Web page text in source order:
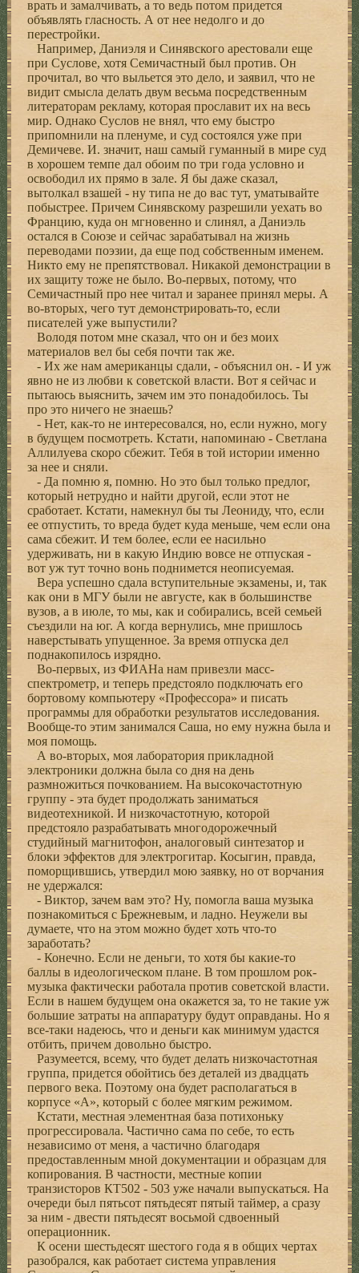
врать и замалчивать, а то ведь потом придется
объявлять гласность. А от нее недолго и до
перестройки.
Например, Даниэля и Синявского арестовали еще
при Суслове, хотя Семичастный был против. Он
прочитал, во что выльется это дело, и заявил, что не
видит смысла делать двум весьма посредственным
литераторам рекламу, которая прославит их на весь
мир. Однако Суслов не внял, что ему быстро
припомнили на пленуме, и суд состоялся уже при
Демичеве. И. значит, наш самый гуманный в мире суд
в хорошем темпе дал обоим по три года условно и
освободил их прямо в зале. Я бы даже сказал,
вытолкал взашей - ну типа не до вас тут, уматывайте
побыстрее. Причем Синявскому разрешили уехать во
Францию, куда он мгновенно и слинял, а Даниэль
остался в Союзе и сейчас зарабатывал на жизнь
переводами поэзии, да еще под собственным именем.
Никто ему не препятствовал. Никакой демонстрации в
их защиту тоже не было. Во-первых, потому, что
Семичастный про нее читал и заранее принял меры. А
во-вторых, чего тут демонстрировать-то, если
писателей уже выпустили?
Володя потом мне сказал, что он и без моих
материалов вел бы себя почти так же.
- Их же нам американцы сдали, - объяснил он. - И уж
явно не из любви к советской власти. Вот я сейчас и
пытаюсь выяснить, зачем им это понадобилось. Ты
про это ничего не знаешь?
- Нет, как-то не интересовался, но, если нужно, могу
в будущем посмотреть. Кстати, напоминаю - Светлана
Аллилуева скоро сбежит. Тебя в той истории именно
за нее и сняли.
- Да помню я, помню. Но это был только предлог,
который нетрудно и найти другой, если этот не
сработает. Кстати, намекнул бы ты Леониду, что, если
ее отпустить, то вреда будет куда меньше, чем если она
сама сбежит. И тем более, если ее насильно
удерживать, ни в какую Индию вовсе не отпуская -
вот уж тут точно вонь поднимется неописуемая.
Вера успешно сдала вступительные экзамены, и, так
как они в МГУ были не августе, как в большинстве
вузов, а в июле, то мы, как и собирались, всей семьей
съездили на юг. А когда вернулись, мне пришлось
наверстывать упущенное. За время отпуска дел
поднакопилось изрядно.
Во-первых, из ФИАНа нам привезли масс-
спектрометр, и теперь предстояло подключать его
бортовому компьютеру «Профессора» и писать
программы для обработки результатов исследования.
Вообще-то этим занимался Саша, но ему нужна была и
моя помощь.
А во-вторых, моя лаборатория прикладной
электроники должна была со дня на день
размножиться почкованием. На высокочастотную
группу - эта будет продолжать заниматься
видеотехникой. И низкочастотную, которой
предстояло разрабатывать многодорожечный
студийный магнитофон, аналоговый синтезатор и
блоки эффектов для электрогитар. Косыгин, правда,
поморщившись, утвердил мою заявку, но от ворчания
не удержался:
- Виктор, зачем вам это? Ну, помогла ваша музыка
познакомиться с Брежневым, и ладно. Неужели вы
думаете, что на этом можно будет хоть что-то
заработать?
- Конечно. Если не деньги, то хотя бы какие-то
баллы в идеологическом плане. В том прошлом рок-
музыка фактически работала против советской власти.
Если в нашем будущем она окажется за, то не такие уж
большие затраты на аппаратуру будут оправданы. Но я
все-таки надеюсь, что и деньги как минимум удастся
отбить, причем довольно быстро.
Разумеется, всему, что будет делать низкочастотная
группа, придется обойтись без деталей из двадцать
первого века. Поэтому она будет располагаться в
корпусе «А», который с более мягким режимом.
Кстати, местная элементная база потихоньку
прогрессировала. Частично сама по себе, то есть
независимо от меня, а частично благодаря
предоставленным мной документации и образцам для
копирования. В частности, местные копии
транзисторов КТ502 - 503 уже начали выпускаться. На
очереди был пятьсот пятьдесят пятый таймер, а сразу
за ним - двести пятьдесят восьмой сдвоенный
операционник.
К осени шестьдесят шестого года я в общих чертах
разобрался, как работает система управления